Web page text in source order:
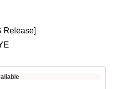
Release]